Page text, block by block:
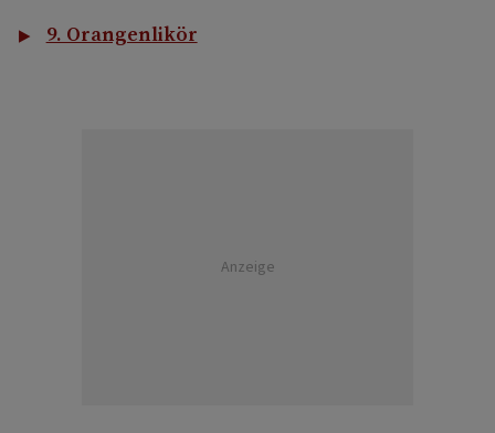
9. Orangenlikör
Anzeige